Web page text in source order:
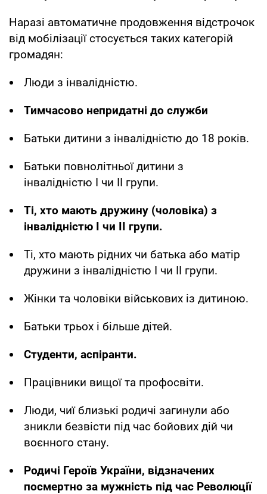
Наразі автоматичне продовження відстрочок
від мобілізації стосується таких категорій
громадян:
Люди з інвалідністю.
Тимчасово непридатні до служби
Батьки дитини з інвалідністю до 18 років.
Батьки повнолітньої дитини з
інвалідністю I чи II групи.
Ті, хто мають дружину (чоловіка) з
інвалідністю I чи II групи.
Ті, хто мають рідних чи батька або матір
дружини з інвалідністю I чи II групи.
Жінки та чоловіки військових із дитиною.
Батьки трьох і більше дітей.
Студенти, аспіранти.
Працівники вищої та профосвіти.
Люди, чиї близькі родичі загинули або
зникли безвісти під час бойових дій чи
воєнного стану.
Родичі Героїв України, відзначених
посмертно за мужність під час Революції